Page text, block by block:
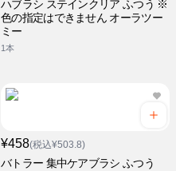
ハブラシ ステインクリア ふつう ※
色の指定はできません オーラツー
ミー
1本
¥458(税込¥503.8)
バトラー 集中ケアブラシ ふつう